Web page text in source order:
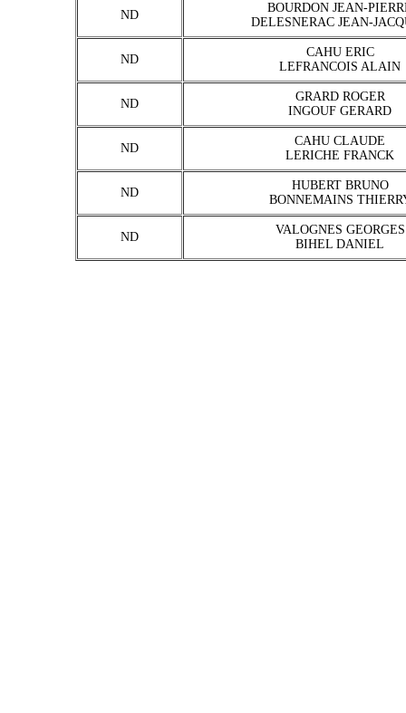
ND
BOURDON JEAN-
DELESNERAC JEAN-
ND
CAHU ERIC
LEFRANCOIS ALAIN
ND
GRARD ROGER
INGOUF GERARD
ND
CAHU CLAUDE
LERICHE FRANCK
ND
HUBERT BRUNO
BONNEMAINS
ND
VALOGNES GEORGES
BIHEL DANIEL